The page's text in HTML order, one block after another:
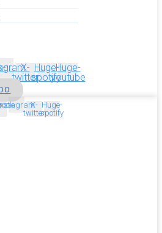
X-
twitter
Huge-
spotify
Huge-
youtube
X-
twitter
Huge-
spotify